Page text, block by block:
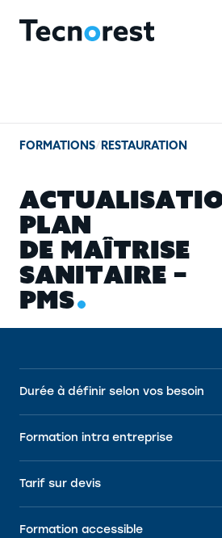
RÉFÉRENCES
CONTACT
FORMATIONS/ RESTAURATION
ACTUALISATI
PLAN
DE MAÎTRISE
SANITAIRE –
PMS
Durée à définir selon vos besoin
Formation intra entreprise
Tarif sur devis
Formation accessible